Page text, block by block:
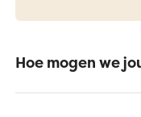
Hoe mogen we